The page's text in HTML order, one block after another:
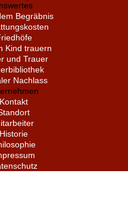
Begräbnis
Kind trauern
und Trauer
Nachlass
Kontakt
Historie